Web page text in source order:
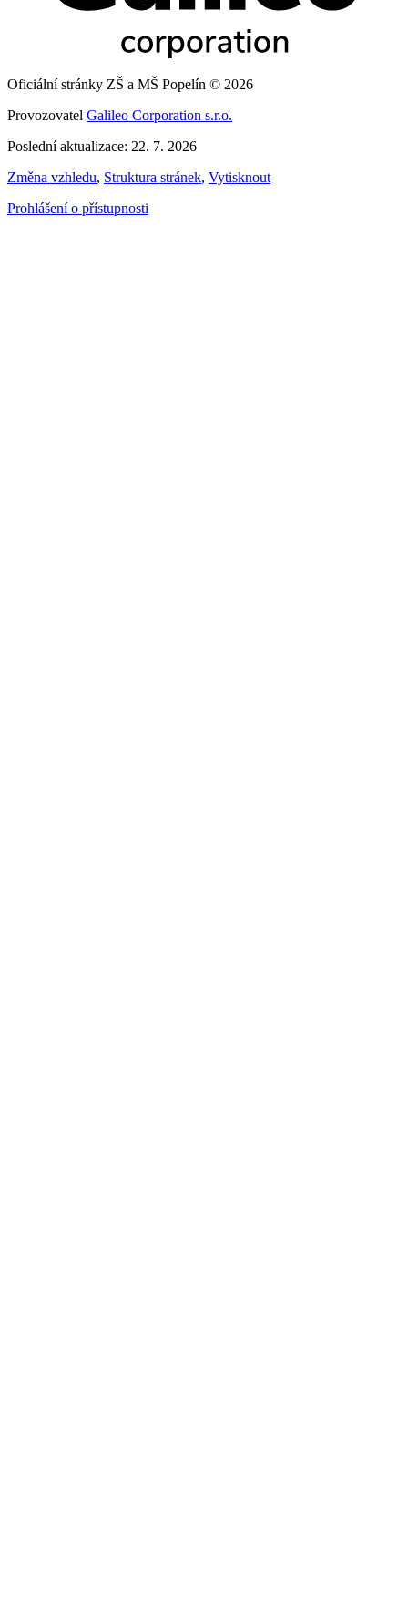
Oficiální stránky ZŠ a MŠ Popelín © 2026
Provozovatel Galileo Corporation s.r.o.
Poslední aktualizace: 22. 7. 2026
Změna vzhledu, Struktura stránek, Vytisknout
Prohlášení o přístupnosti